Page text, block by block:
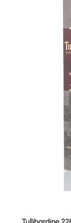
Average rating